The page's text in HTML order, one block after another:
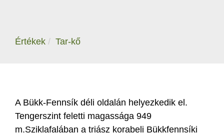
Értékek Tar-kő
A Bükk-Fennsík déli oldalán helyezkedik el.
Tengerszint feletti magassága 949
m.Sziklafalában a triász korabeli Bükkfennsíki